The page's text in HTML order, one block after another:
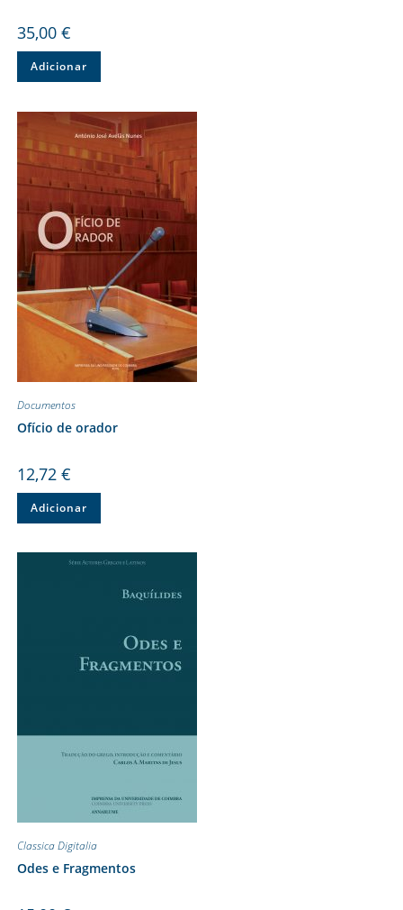
35,00 €
Adicionar
Documentos
Ofício de orador
12,72 €
Adicionar
Classica Digitalia
Odes e Fragmentos